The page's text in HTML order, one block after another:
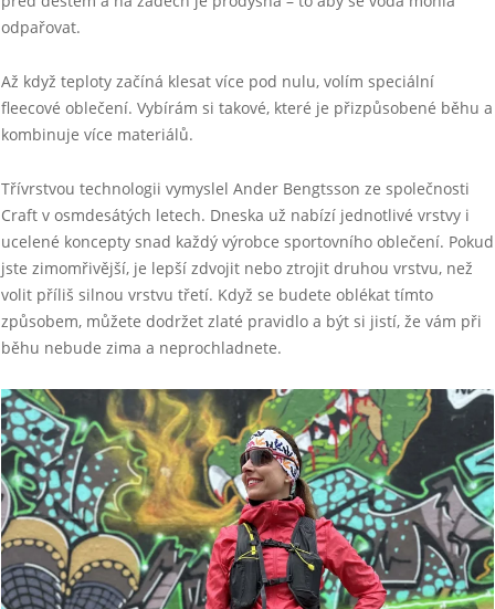
odpařovat.
Až když teploty začíná klesat více pod nulu, volím speciální
fleecové oblečení. Vybírám si takové, které je přizpůsobené běhu a
kombinuje více materiálů.
Třívrstvou technologii vymyslel Ander Bengtsson ze společnosti
Craft v osmdesátých letech. Dneska už nabízí jednotlivé vrstvy i
ucelené koncepty snad každý výrobce sportovního oblečení. Pokud
jste zimomřivější, je lepší zdvojit nebo ztrojit druhou vrstvu, než
volit příliš silnou vrstvu třetí. Když se budete oblékat tímto
způsobem, můžete dodržet zlaté pravidlo a být si jistí, že vám při
běhu nebude zima a neprochladnete.